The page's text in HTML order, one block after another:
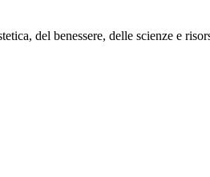
del benessere, delle scienze e